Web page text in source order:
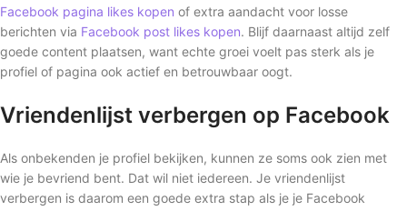
Facebook pagina likes kopen of extra aandacht voor losse
berichten via Facebook post likes kopen. Blijf daarnaast altijd zelf
goede content plaatsen, want echte groei voelt pas sterk als je
profiel of pagina ook actief en betrouwbaar oogt.
Vriendenlijst verbergen op Facebook
Als onbekenden je profiel bekijken, kunnen ze soms ook zien met
wie je bevriend bent. Dat wil niet iedereen. Je vriendenlijst
verbergen is daarom een goede extra stap als je je Facebook